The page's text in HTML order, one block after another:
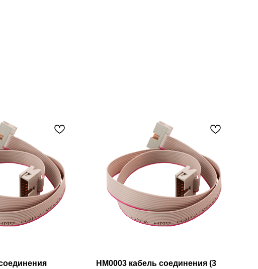
HM0003 кабель соединения (3